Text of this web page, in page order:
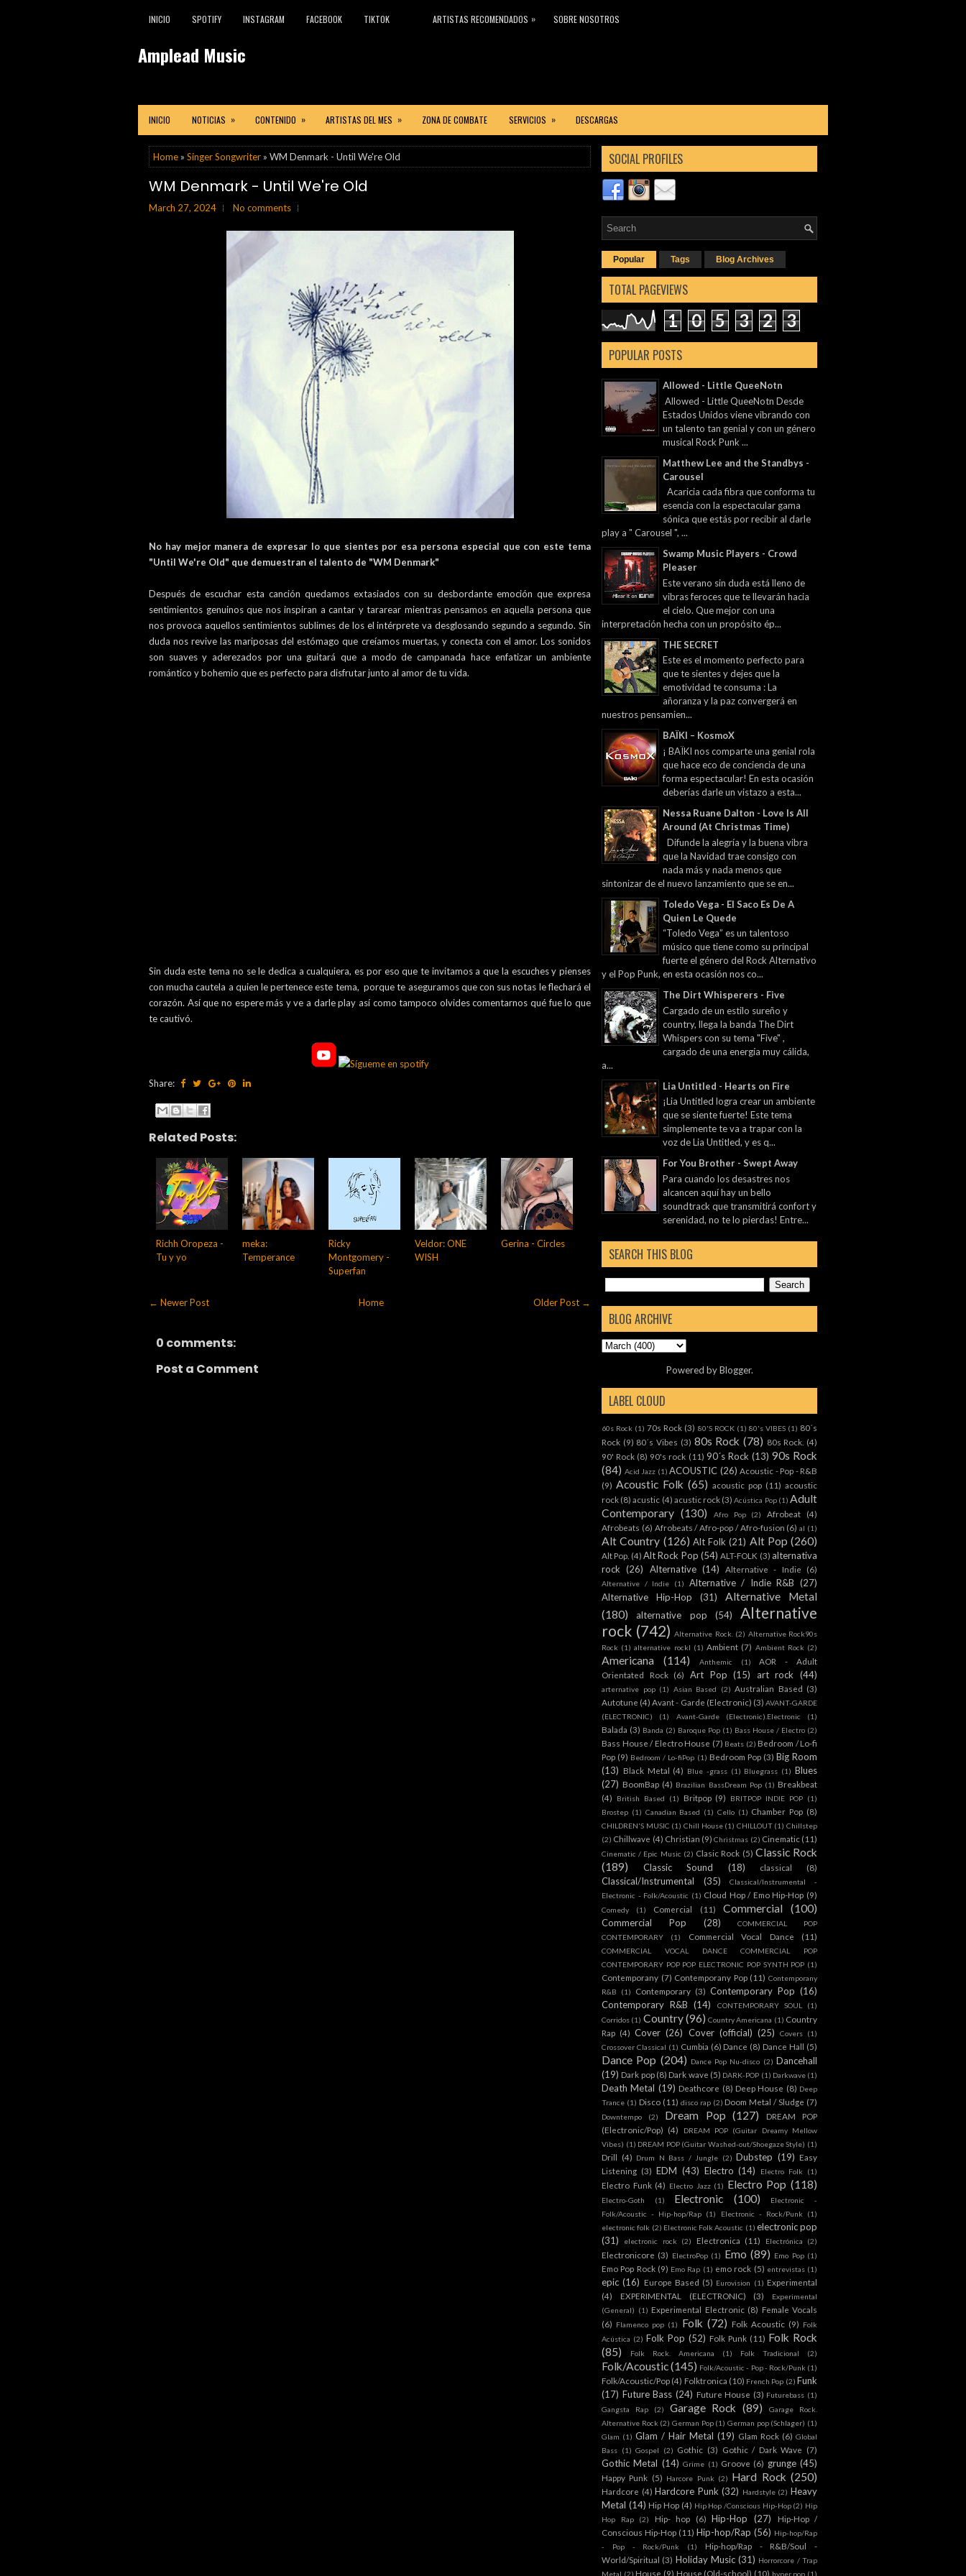
INICIO SPOTIFY INSTAGRAM FACEBOOK TIKTOK ARTISTAS RECOMENDADOS » SOBRE NOSOTROS
Amplead Music
INICIO NOTICIAS » CONTENIDO » ARTISTAS DEL MES » ZONA DE COMBATE SERVICIOS » DESCARGAS
Home » Singer Songwriter » WM Denmark - Until We're Old
WM Denmark - Until We're Old
March 27, 2024 No comments
No hay mejor manera de expresar lo que sientes por esa persona especial que con este tema
"Until We're Old" que demuestran el talento de "WM Denmark"
Después de escuchar esta canción quedamos extasiados con su desbordante emoción que expresa
sentimientos genuinos que nos inspiran a cantar y tararear mientras pensamos en aquella persona que
nos provoca aquellos sentimientos sublimes de los el intérprete va desglosando segundo a segundo. Sin
duda nos revive las mariposas del estómago que creíamos muertas, y conecta con el amor. Los sonidos
son suaves y aderezados por una guitará que a modo de campanada hace enfatizar un ambiente
romántico y bohemio que es perfecto para disfrutar junto al amor de tu vida.
Sin duda este tema no se le dedica a cualquiera, es por eso que te invitamos a que la escuches y pienses
con mucha cautela a quien le pertenece este tema, porque te aseguramos que con sus notas le flechará el
corazón. Así que no espere más y ve a darle play así como tampoco olvides comentarnos qué fue lo que
te cautivó.
Share:
Related Posts:
Richh Oropeza -
Tu y yo
meka:
Temperance
Ricky
Montgomery -
Superfan
Veldor: ONE
WISH
Gerina - Circles
← Newer Post Older Post →
Home
0 comments:
Post a Comment
SOCIAL PROFILES
Popular Tags Blog Archives
TOTAL PAGEVIEWS
1 0 5 3 2 3
POPULAR POSTS
Allowed - Little QueeNotn
Allowed - Little QueeNotn Desde
Estados Unidos viene vibrando con
un talento tan genial y con un género
musical Rock Punk ...
Matthew Lee and the Standbys -
Carousel
Acaricia cada fibra que conforma tu
esencia con la espectacular gama
sónica que estás por recibir al darle
play a " Carousel ", ...
Swamp Music Players - Crowd
Pleaser
Este verano sin duda está lleno de
vibras feroces que te llevarán hacia
el cielo. Que mejor con una
interpretación hecha con un propósito ép...
THE SECRET
Este es el momento perfecto para
que te sientes y dejes que la
emotividad te consuma : La
añoranza y la paz convergerá en
nuestros pensamien...
BAÏKI – KosmoX
¡ BAÏKI nos comparte una genial rola
que hace eco de conciencia de una
forma espectacular! En esta ocasión
deberías darle un vistazo a esta...
Nessa Ruane Dalton - Love Is All
Around (At Christmas Time)
Difunde la alegría y la buena vibra
que la Navidad trae consigo con
nada más y nada menos que
sintonizar de el nuevo lanzamiento que se en...
Toledo Vega - El Saco Es De A
Quien Le Quede
“Toledo Vega” es un talentoso
músico que tiene como su principal
fuerte el género del Rock Alternativo
y el Pop Punk, en esta ocasión nos co...
The Dirt Whisperers - Five
Cargado de un estilo sureño y
country, llega la banda The Dirt
Whispers con su tema "Five" ,
cargado de una energía muy cálida,
a...
Lia Untitled - Hearts on Fire
¡Lia Untitled logra crear un ambiente
que se siente fuerte! Este tema
simplemente te va a trapar con la
voz de Lia Untitled, y es q...
For You Brother - Swept Away
Para cuando los desastres nos
alcancen aquí hay un bello
soundtrack que transmitirá confort y
serenidad, no te lo pierdas! Entre...
SEARCH THIS BLOG
BLOG ARCHIVE
Powered byBlogger.
LABEL CLOUD
60s Rock (1) 70s Rock (3) 80'S ROCK (1) 80's VIBES (1) 80´s
Rock (9) 80´s Vibes (3) 80s Rock (78) 80s Rock. (4)
90' Rock (8) 90's rock (11) 90´s Rock (13) 90s Rock
(84) Acid Jazz (1) ACOUSTIC (26) Acoustic - Pop - R&B
(9) Acoustic Folk (65) acoustic pop (11) acoustic
rock (8) acustic (4) acustic rock (3) Acústica Pop (1) Adult
Contemporary (130) Afro Pop (2) Afrobeat
(4)
Afrobeats (6) Afrobeats / Afro-pop / Afro-fusion (6) al (1)
Alt Country (126) Alt Folk (21) Alt Pop (260)
Alt Pop. (4) Alt Rock Pop (54) ALT-FOLK (3) alternativa
rock (26) Alternative (14) Alternative - Indie (6)
Alternative / Indie (1) Alternative / Indie R&B (27)
Alternative Hip-Hop
(31)
Alternative Metal
(180)
alternative pop (54)
Alternative
rock (742) Alternative Rock. (2) Alternative Rock90s
Rock (1) alternative rockl (1) Ambient (7) Ambient Rock (2)
Americana (114) Anthemic (1)
AOR - Adult
Orientated Rock (6) Art Pop (15) art rock (44)
arternative pop (1) Asian Based (2) Australian Based (3)
Autotune (4) Avant - Garde (Electronic) (3) AVANT-GARDE
(ELECTRONIC)
(1) Avant-Garde (Electronic).Electronic (1)
Balada (3) Banda (2) Baroque Pop (1) Bass House / Electro (2)
Bass House / Electro House (7) Beats (2) Bedroom / Lo-fi
Pop (9) Bedroom / Lo-fiPop (1) Bedroom Pop (3) Big Room
(13) Black Metal (4) Blue -grass (1) Bluegrass (1) Blues
(27) BoomBap (4) Brazilian BassDream Pop (1) Breakbeat
(4)
British Based (1) Britpop (9) BRITPOP INDIE POP (1)
Brostep (1) Canadian Based (1) Cello (1) Chamber Pop (8)
CHILDREN'S MUSIC (1) Chill House (1) CHILLOUT (1) Chillstep
(2) Chillwave (4) Christian (9) Christmas (2) Cinematic (11)
Cinematic / Epic Music (2) Clasic Rock (5) Classic Rock
(189)
Classic Sound (18) classical (8)
Classical/Instrumental (35)
Classical/Instrumental -
Electronic - Folk/Acoustic (1) Cloud Hop / Emo Hip-Hop (9)
Comedy (1) Comercial (11) Commercial (100)
Commercial Pop (28)
COMMERCIAL POP
CONTEMPORARY
(1) Commercial Vocal Dance (11)
COMMERCIAL VOCAL DANCE COMMERCIAL POP
CONTEMPORARY POP POP ELECTRONIC POP SYNTH POP (1)
Contemporany (7) Contemporany Pop (11) Contemporany
R&B
(1) Contemporary (3) Contemporary Pop (16)
Contemporary R&B (14) CONTEMPORARY SOUL
(1)
Corridos (1) Country(96) Country Americana (1) Country
Rap (4) Cover (26) Cover (official) (25) Covers (1)
Crossover Classical (1) Cumbia (6) Dance (8) Dance Hall (5)
Dance Pop (204) Dance Pop Nu-disco (2) Dancehall
(19) Dark pop (8) Dark wave (5) DARK-POP (1) Darkwave (1)
Death Metal (19) Deathcore (8) Deep House (8) Deep
Trance (1) Disco (11) disco rap (2) Doom Metal / Sludge (7)
Downtempo (2) Dream Pop (127)
DREAM POP
(Electronic/Pop) (4)
DREAM POP (Guitar Dreamy Mellow
Vibes) (1) DREAM POP (Guitar Washed-out/Shoegaze Style) (1)
Drill (4) Drum N Bass / Jungle (2) Dubstep (19) Easy
Listening (3) EDM (43) Electro (14) Electro Folk (1)
Electro Funk (4) Electro Jazz (1) Electro Pop (118)
Electro-Goth (1) Electronic (100)
Electronic -
Folk/Acoustic - Hip-hop/Rap (1) Electronic - Rock/Punk
(1)
electronic folk (2) Electronic Folk Acoustic (1) electronic pop
(31)
electronic rock (2) Electronica (11) Electrónica (2)
Electronicore (3) ElectroPop (1) Emo (89) Emo Pop (1)
Emo Pop Rock (9) Emo Rap (1) emo rock (5) entrevistas (1)
epic (16) Europe Based (5) Eurovision (1) Experimental
(4)
EXPERIMENTAL (ELECTRONIC) (3)
Experimental
(General) (1) Experimental Electronic (8) Female Vocals
(6) Flamenco pop (1) Folk (72) Folk Acoustic (9) Folk
Acústica (2) Folk Pop (52) Folk Punk (11) Folk Rock
(85)
Folk Rock. Americana (1) Folk Tradicional (2)
Folk/Acoustic(145) Folk/Acoustic - Pop - Rock/Punk (1)
Folk/Acoustic/Pop (4) Folktronica (10) French Pop (2) Funk
(17) Future Bass (24) Future House (3) Futurebass (1)
Gangsta Rap
(2) Garage Rock (89)
Garage Rock.
Alternative Rock (2) German Pop (1) German pop (Schlager) (1)
Glam (1) Glam / Hair Metal (19) Glam Rock (6) Global
Bass (1) Gospel (2) Gothic (3) Gothic / Dark Wave (7)
Gothic Metal (14) Grime (1) Groove (6) grunge (45)
Happy Punk (5) Harcore Punk (2) Hard Rock (250)
Hardcore (4) Hardcore Punk (32) Hardstyle (2) Heavy
Metal (14) Hip Hop (4) Hip Hop /Conscious Hip-Hop (2) Hip
Hop Rap
(2) Hip- hop (6) Hip-Hop (27)
Hip-Hop /
Conscious Hip-Hop (11) Hip-hop/Rap (56) Hip-hop/Rap
- Pop - Rock/Punk
(1)
Hip-hop/Rap - R&B/Soul -
World/Spiritual (3) Holiday Music (31) Horrorcore / Trap
Metal (2) House (9) House (Old-school) (10) hyper pop (1)